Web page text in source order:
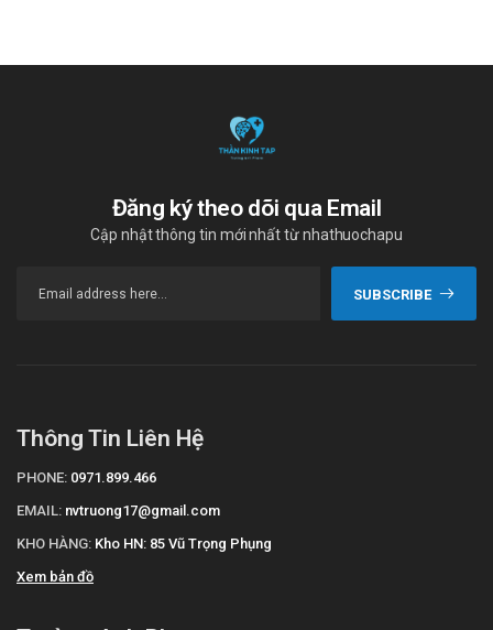
Đăng ký theo dõi qua Email
Cập nhật thông tin mới nhất từ nhathuochapu
SUBSCRIBE
Thông Tin Liên Hệ
PHONE: 0971.899.466
EMAIL: nvtruong17@gmail.com
KHO HÀNG: Kho HN: 85 Vũ Trọng Phụng
Xem bản đồ